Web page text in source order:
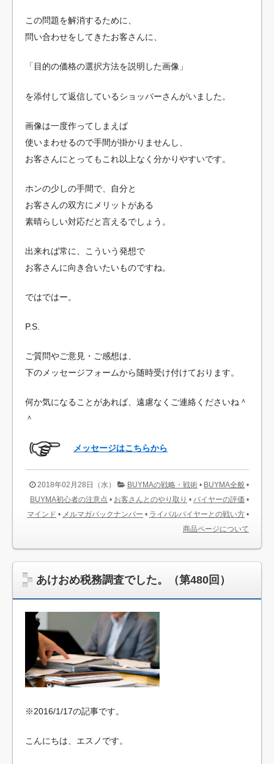
この問題を解消するために、
問い合わせをしてきたお客さんに、
「目的の価格の選択方法を説明した画像」
を添付して返信しているショッパーさんがいました。
画像は一度作ってしまえば
使いまわせるので手間が掛かりませんし、
お客さんにとってもこれ以上なく分かりやすいです。
ホンの少しの手間で、自分と
お客さんの双方にメリットがある
素晴らしい対応だと言えるでしょう。
出来れば常に、こういう発想で
お客さんに向き合いたいものですね。
ではではー。
P.S.
ご質問やご意見・ご感想は、
下のメッセージフォームから随時受け付けております。
何か気になることがあれば、遠慮なくご連絡くださいね＾
＾
メッセージはこちらから
2018年02月28日（水） BUYMAの戦略・戦術 • BUYMA全般 •
BUYMA初心者の注意点 • お客さんとのやり取り • バイヤーの評価 •
マインド • メルマガバックナンバー • ライバルバイヤーとの戦い方 •
商品ページについて
あけおめ税務調査でした。（第480回）
※2016/1/17の記事です。
こんにちは、エスノです。